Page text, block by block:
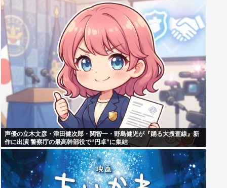
声優の立木文彦・津田健次郎・関智一・野島健児が『踊る大捜査線』新
作に出演 警察庁の最高幹部役で“円卓”に集結